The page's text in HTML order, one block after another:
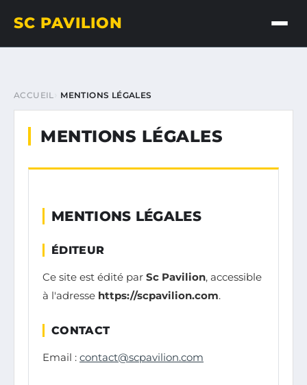
SC PAVILION
ACCUEIL MENTIONS LÉGALES
MENTIONS LÉGALES
MENTIONS LÉGALES
ÉDITEUR
Ce site est édité par Sc Pavilion, accessible
à l'adresse https://scpavilion.com.
CONTACT
Email : contact@scpavilion.com